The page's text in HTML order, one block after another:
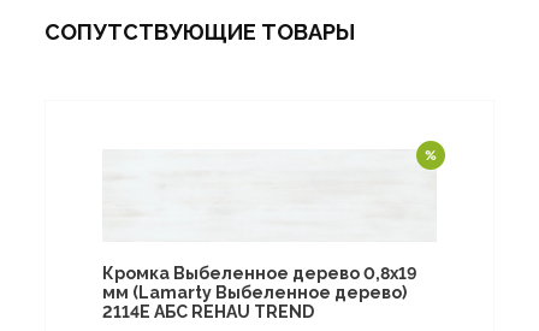
СОПУТСТВУЮЩИЕ ТОВАРЫ
Кромка Выбеленное дерево 0,8х19
мм (Lamarty Выбеленное дерево)
2114Е АБС REHAU TREND